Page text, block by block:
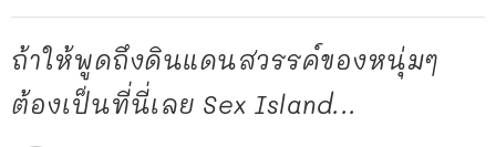
ถ้าให้พูดถึงดินแดนสวรรค์ของหนุ่มๆ
ต้องเป็นที่นี่เลย Sex Island...